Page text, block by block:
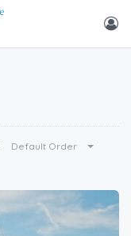
Default Order